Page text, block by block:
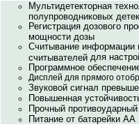
Мультидетекторная
полупроводниковых
Регистрация дозового
мощности дозы
Считывание информации
считывателей для
Программное
Дисплей для прямого
Звуковой сигнал
Повышенная
Прочный противоударный
Питание от батарейки АА